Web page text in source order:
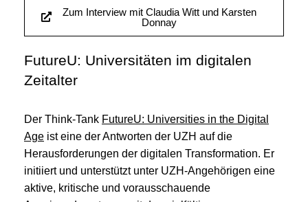
Zum Interview mit Claudia Witt und Karsten
Donnay
FutureU: Universitäten im digitalen
Zeitalter
Der Think-Tank FutureU: Universities in the Digital
Age ist eine der Antworten der UZH auf die
Herausforderungen der digitalen Transformation. Er
initiiert und unterstützt unter UZH-Angehörigen eine
aktive, kritische und vorausschauende